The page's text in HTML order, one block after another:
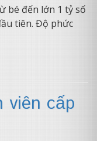
bé đến lớn 1 tỷ số
tiên. Độ phức
viên cấp